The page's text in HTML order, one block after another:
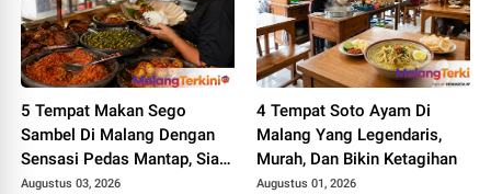
5 Tempat Makan Sego
Sambel Di Malang Dengan
Sensasi Pedas Mantap, Siap
Menggoyang Lidah
Augustus 03, 2026
4 Tempat Soto Ayam Di
Malang Yang Legendaris,
Murah, Dan Bikin Ketagihan
Augustus 01, 2026